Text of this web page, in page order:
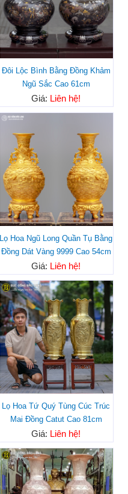
Đôi Lộc Bình Bằng Đồng Khảm
Ngũ Sắc Cao 61cm
Giá: Liên hệ!
Lọ Hoa Ngũ Long Quần Tụ Bằng
Đồng Dát Vàng 9999 Cao 54cm
Giá: Liên hệ!
Lọ Hoa Tứ Quý Tùng Cúc Trúc
Mai Đồng Catut Cao 81cm
Giá: Liên hệ!